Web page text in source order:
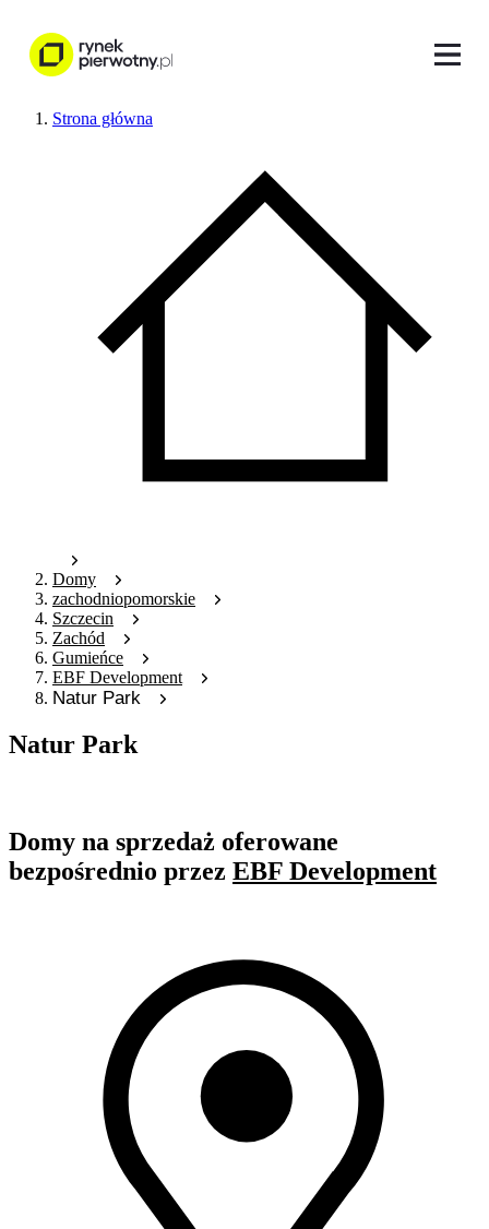
Strona główna
Domy
zachodniopomorskie
Szczecin
Zachód
Gumieńce
EBF Development
Natur Park
Natur Park
Domy na sprzedaż oferowane
bezpośrednio przez EBF Development